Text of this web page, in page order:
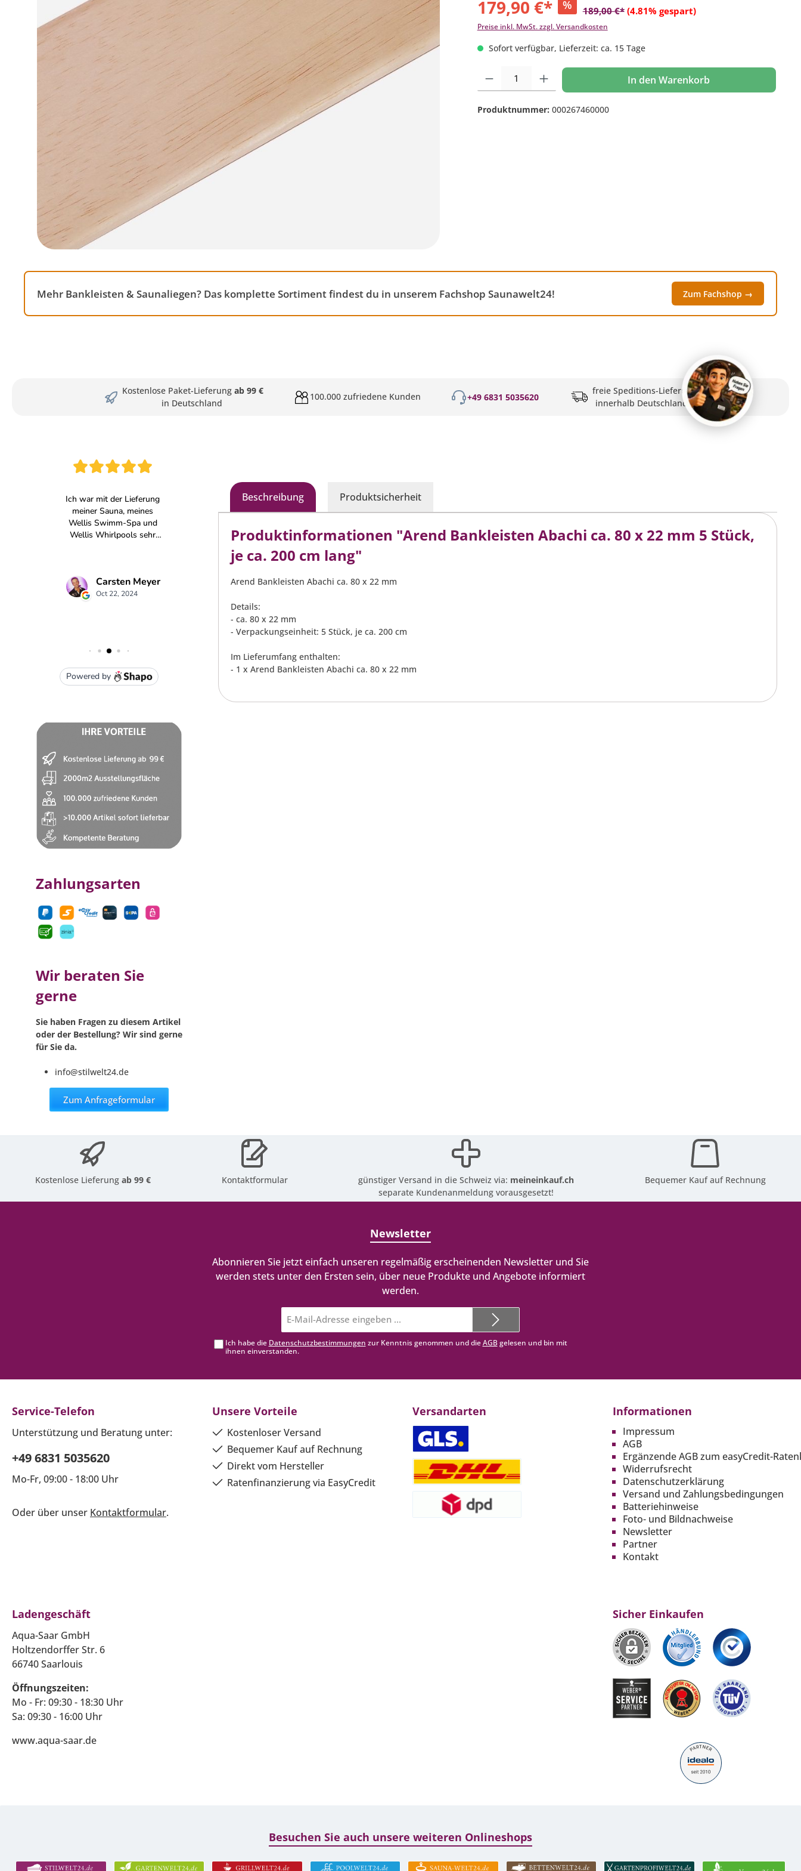
179,90 €* % 189,00 €* (4.81% gespart)
Preise inkl. MwSt. zzgl. Versandkosten
Sofort verfügbar, Lieferzeit: ca. 15 Tage
Produkt Anzahl: Gib den gewünschten Wert ein oder benutze die Schaltflächen um die
In den Warenkorb
Produktnummer: 000267460000
Mehr Bankleisten & Saunaliegen? Das komplette Sortiment findest du in unserem Fachshop Saunawelt24! Zum Fachshop →
Kostenlose Paket-Lieferung ab 99 €
in Deutschland
100.000 zufriedene Kunden +49 6831 5035620
freie Speditions-Lieferung
innerhalb Deutschlands
Zahlungsarten
Wir beraten Sie
gerne
Sie haben Fragen zu diesem Artikel
oder der Bestellung? Wir sind gerne
für Sie da.
info@stilwelt24.de
Zum Anfrageformular
Beschreibung Produktsicherheit
Produktinformationen "Arend Bankleisten Abachi ca. 80 x 22 mm 5 Stück,
je ca. 200 cm lang"
Arend Bankleisten Abachi ca. 80 x 22 mm
Details:
- ca. 80 x 22 mm
- Verpackungseinheit: 5 Stück, je ca. 200 cm
Im Lieferumfang enthalten:
- 1 x Arend Bankleisten Abachi ca. 80 x 22 mm
Kostenlose Lieferungab 99 € Kontaktformular günstiger Versand in die Schweiz via: meineinkauf.ch
separate Kundenanmeldung vorausgesetzt!
Bequemer Kauf auf Rechnung
Newsletter
Abonnieren Sie jetzt einfach unseren regelmäßig erscheinenden Newsletter und Sie
werden stets unter den Ersten sein, über neue Produkte und Angebote informiert
werden.
Mail-
Adresse*
Ich habe die Datenschutzbestimmungen zur Kenntnis genommen und dieAGBgelesen und bin mit
ihnen einverstanden.
Service-Telefon
Unterstützung und Beratung unter:
+49 6831 5035620
Mo-Fr, 09:00 - 18:00 Uhr
Oder über unser Kontaktformular.
Unsere Vorteile
Kostenloser Versand
Bequemer Kauf auf Rechnung
Direkt vom Hersteller
Ratenfinanzierung via EasyCredit
Versandarten Informationen
Impressum
AGB
Ergänzende AGB zum easyCredit-
Widerrufsrecht
Datenschutzerklärung
Versand und Zahlungsbedingungen
Batteriehinweise
Foto- und Bildnachweise
Newsletter
Partner
Kontakt
Ladengeschäft
Aqua-Saar GmbH
Holtzendorffer Str. 6
66740 Saarlouis
Öffnungszeiten:
Mo - Fr: 09:30 - 18:30 Uhr
Sa: 09:30 - 16:00 Uhr
www.aqua-saar.de
Sicher Einkaufen
Besuchen Sie auch unsere weiteren Onlineshops